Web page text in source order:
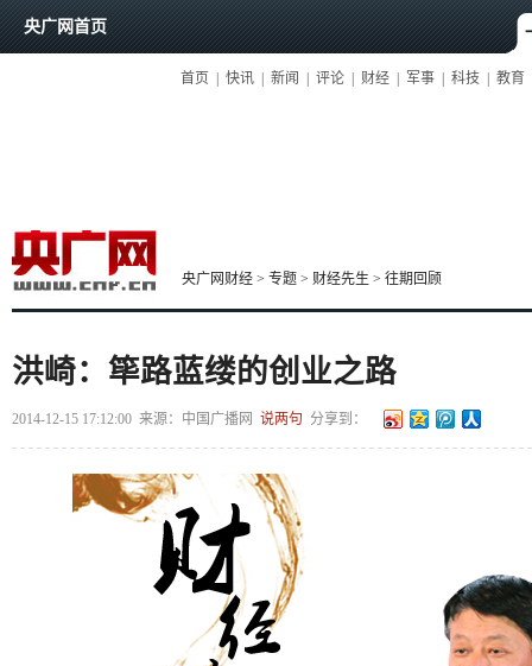
央广网首页
首页 快讯 新闻 评论 财经 军事 科技 教育
央广网财经 > 专题 > 财经先生 > 往期回顾
洪崎：筚路蓝缕的创业之路
2014-12-15 17:12:00 来源： 中国广播网 说两句 分享到：